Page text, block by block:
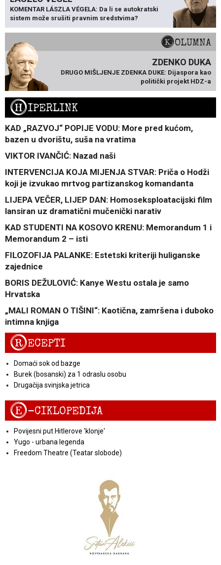
KOMENTAR LÁSZLA VÉGELA: Da li se autokratski
sistem može srušiti pravnim sredstvima?
KOLUMNA
ZDENKO DUKA
DRUGO MIŠLJENJE ZDENKA DUKE: Dijaspora kao
politički projekt HDZ-a
HIPERLINK
KAD „RAZVOJ“ POPIJE VODU: More pred kućom,
bazen u dvorištu, suša na vratima
VIKTOR IVANČIĆ: Nazad naši
INTERVENCIJA KOJA MIJENJA STVAR: Priča o Hodži
koji je izvukao mrtvog partizanskog komandanta
LIJEPA VEČER, LIJEP DAN: Homoseksploatacijski film
lansiran uz dramatični mučenički narativ
KAD STUDENTI NA KOSOVO KRENU: Memorandum 1 i
Memorandum 2 – isti
FILOZOFIJA PALANKE: Estetski kriteriji huliganske
zajednice
BORIS DEŽULOVIĆ: Kanye Westu ostala je samo
Hrvatska
„MALI ROMAN O TIŠINI“: Kaotična, zamršena i duboko
intimna knjiga
RECEPTI
Domaći sok od bazge
Burek (bosanski) za 1 odraslu osobu
Drugačija svinjska jetrica
E-CIKLOPEDIJA
Povijesni put Hitlerove 'klonje'
Yugo - urbana legenda
Freedom Theatre (Teatar slobode)